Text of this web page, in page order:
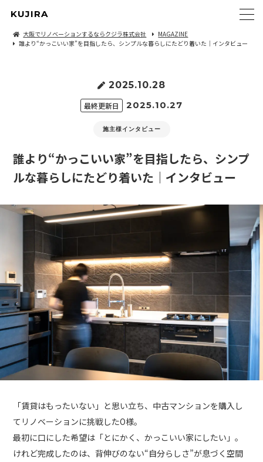
KUJIRA
大阪でリノベーションするならクジラ株式会社
MAGAZINE
誰より“かっこいい家”を目指したら、シンプルな暮らしにたどり着いた｜インタビュー
2025.10.28
最終更新日 2025.10.27
施主様インタビュー
誰より“かっこいい家”を目指したら、シンプ
ルな暮らしにたどり着いた｜インタビュー
「賃貸はもったいない」と思い立ち、中古マンションを購入し
てリノベーションに挑戦したO様。
最初に口にした希望は「とにかく、かっこいい家にしたい」。
けれど完成したのは、背伸びのない“自分らしさ”が息づく空間